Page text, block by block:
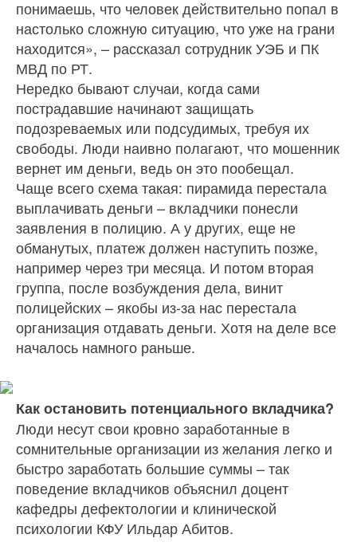
понимаешь, что человек действительно попал в
настолько сложную ситуацию, что уже на грани
находится», – рассказал сотрудник УЭБ и ПК
МВД по РТ.
Нередко бывают случаи, когда сами
пострадавшие начинают защищать
подозреваемых или подсудимых, требуя их
свободы. Люди наивно полагают, что мошенник
вернет им деньги, ведь он это пообещал.
Чаще всего схема такая: пирамида перестала
выплачивать деньги – вкладчики понесли
заявления в полицию. А у других, еще не
обманутых, платеж должен наступить позже,
например через три месяца. И потом вторая
группа, после возбуждения дела, винит
полицейских – якобы из-за нас перестала
организация отдавать деньги. Хотя на деле все
началось намного раньше.
Как остановить потенциального вкладчика?
Люди несут свои кровно заработанные в
сомнительные организации из желания легко и
быстро заработать большие суммы – так
поведение вкладчиков объяснил доцент
кафедры дефектологии и клинической
психологии КФУ Ильдар Абитов.